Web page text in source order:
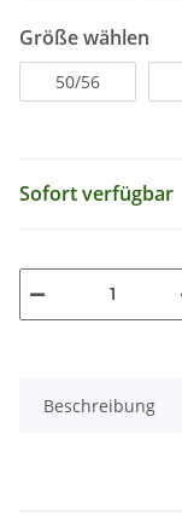
Größe wählen
50/56
Sofort verfügbar
Beschreibung